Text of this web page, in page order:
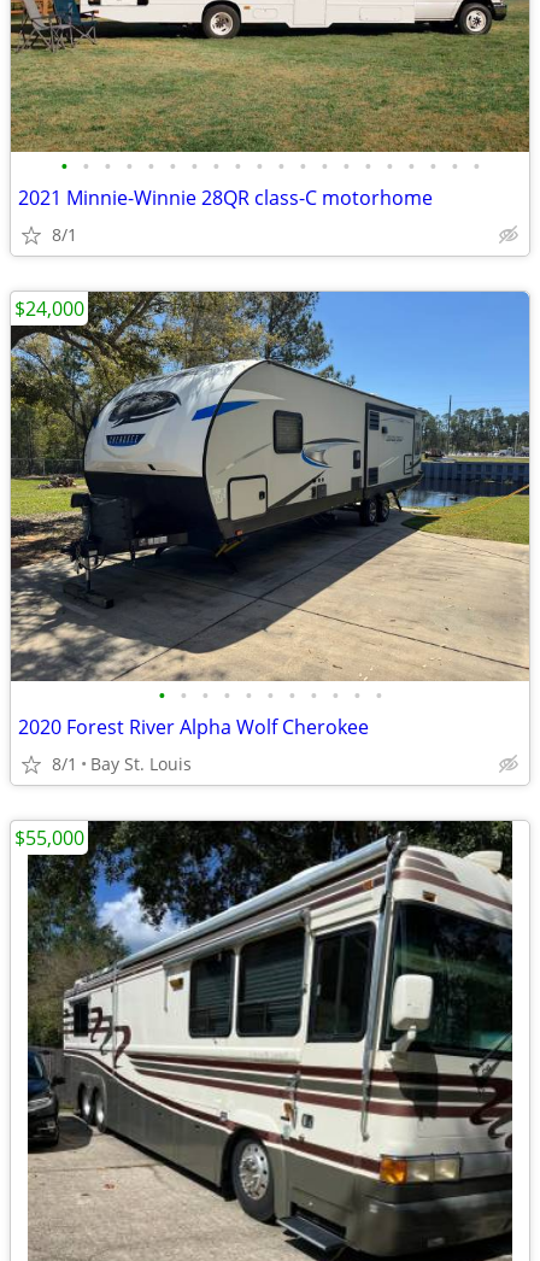
• • • • • • • • • • • • • • • • • • • •
2021 Minnie-Winnie 28QR class-C motorhome
8/1
• • • • • • • • • • •
2020 Forest River Alpha Wolf Cherokee
8/1 Bay St. Louis
$24,000
$55,000